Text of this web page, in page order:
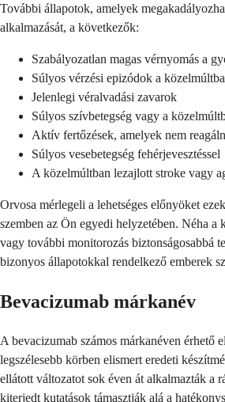
További állapotok, amelyek
alkalmazását, a következők:
Szabályozatlan magas vérnyomás a
Súlyos vérzési epizódok a
Jelenlegi véralvadási zavarok
Súlyos szívbetegség vagy a
Aktív fertőzések, amelyek nem
Súlyos vesebetegség fehérjevesztéssel
A közelmúltban lezajlott stroke vagy
Orvosa mérlegeli a lehetséges előnyöket
szemben az Ön egyedi helyzetében. Néha a
vagy további monitorozás biztonságosabbá
bizonyos állapotokkal rendelkező emberek
Bevacizumab márkanév
A bevacizumab számos márkanéven érhető
legszélesebb körben elismert eredeti
ellátott változatot sok éven át alkalmazták a
kiterjedt kutatások támasztják alá a